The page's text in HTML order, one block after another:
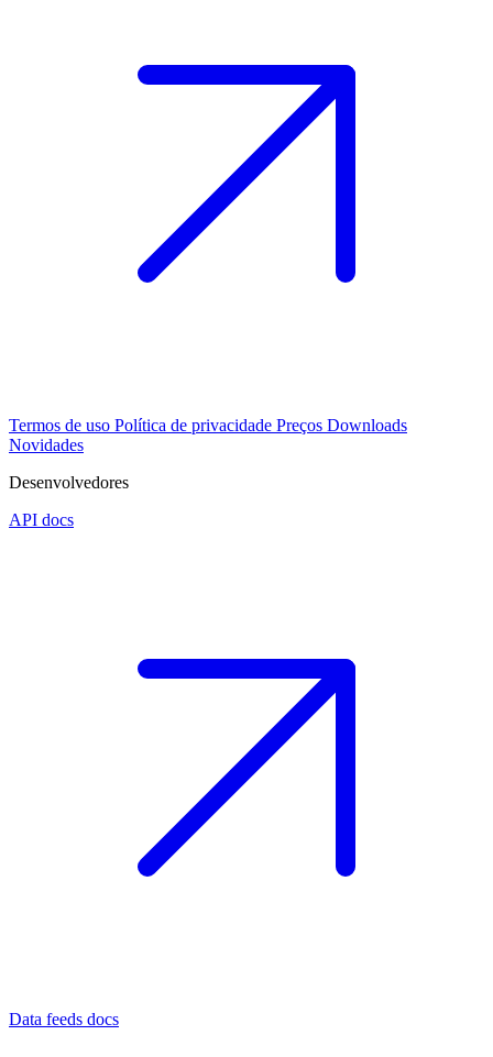
Termos de uso Política de privacidade Preços Downloads
Novidades
Desenvolvedores
API docs
Data feeds docs